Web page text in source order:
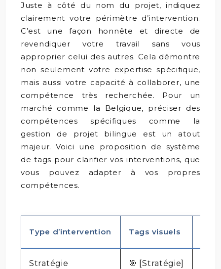
Juste à côté du nom du projet, indiquez
clairement votre périmètre d’intervention.
C’est une façon honnête et directe de
revendiquer votre travail sans vous
approprier celui des autres. Cela démontre
non seulement votre expertise spécifique,
mais aussi votre capacité à collaborer, une
compétence très recherchée. Pour un
marché comme la Belgique, préciser des
compétences spécifiques comme la
gestion de projet bilingue est un atout
majeur. Voici une proposition de système
de tags pour clarifier vos interventions, que
vous pouvez adapter à vos propres
compétences.
Type d’intervention Tags visuels
Stratégie 🎯 [Stratégie]